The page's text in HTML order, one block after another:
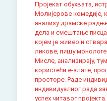
Пројекат обухвата,
Молијерове комедије,
анализу драмске
дела и смештање
којем је живео и
ликове, пишу монологе
Мисле, анализирају,
користећи е-алате,
просторе. Раде
индивидуалног рада
успех читавог